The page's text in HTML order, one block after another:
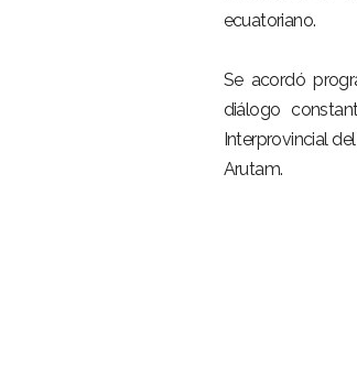
ecuatoriano.
Se acordó
diálogo
Interprovincial
Arutam.